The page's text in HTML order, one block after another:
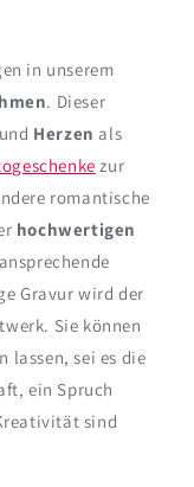
in unserem
. Dieser
und Herzen als
zur
romantische
hochwertigen
Gravur wird der
Sie können
lassen, sei es die
ein Spruch
sind